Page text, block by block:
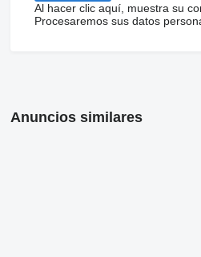
Al hacer clic aquí, muestra su
Procesaremos sus datos
Anuncios similares